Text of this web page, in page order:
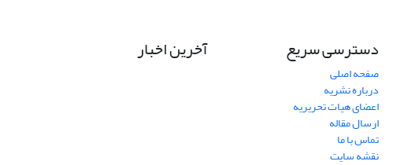
دسترسی سریع
صفحه اصلی
درباره نشریه
اعضای هیات تحریریه
ارسال مقاله
تماس با ما
نقشه سایت
آخرین اخبار